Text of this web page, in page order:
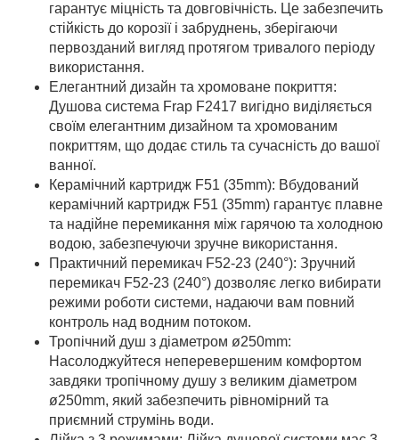
гарантує міцність та довговічність. Це забезпечить
стійкість до корозії і забруднень, зберігаючи
первозданий вигляд протягом тривалого періоду
використання.
Елегантний дизайн та хромоване покриття:
Душова система Frap F2417 вигідно виділяється
своїм елегантним дизайном та хромованим
покриттям, що додає стиль та сучасність до вашої
ванної.
Керамічний картридж F51 (35mm): Вбудований
керамічний картридж F51 (35mm) гарантує плавне
та надійне перемикання між гарячою та холодною
водою, забезпечуючи зручне використання.
Практичний перемикач F52-23 (240°): Зручний
перемикач F52-23 (240°) дозволяє легко вибирати
режими роботи системи, надаючи вам повний
контроль над водним потоком.
Тропічний душ з діаметром ø250mm:
Насолоджуйтеся неперевершеним комфортом
завдяки тропічному душу з великим діаметром
ø250mm, який забезпечить рівномірний та
приємний струмінь води.